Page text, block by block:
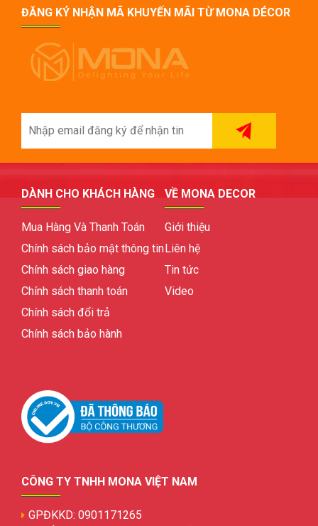
ĐĂNG KÝ NHẬN MÃ KHUYẾN MÃI TỪ MONA DÉCOR
DÀNH CHO KHÁCH HÀNG
Mua Hàng Và Thanh Toán
Chính sách bảo mật thông tin
Chính sách giao hàng
Chính sách thanh toán
Chính sách đổi trả
Chính sách bảo hành
VỀ MONA DECOR
Giới thiệu
Liên hệ
Tin tức
Video
CÔNG TY TNHH MONA VIỆT NAM
GPĐKKD: 0901171265